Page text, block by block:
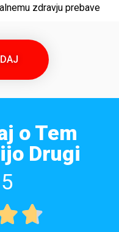
zdravju prebave
o Tem
Drugi
